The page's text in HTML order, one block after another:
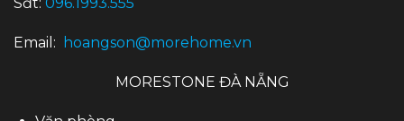
Email: hoangson@morehome.vn
MORESTONE ĐÀ NẴNG